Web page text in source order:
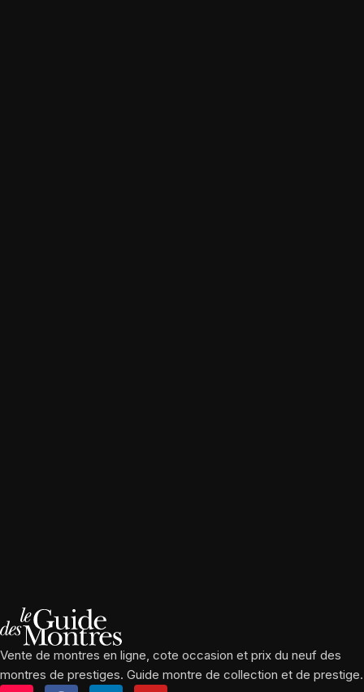
Vente de montres en ligne, cote occasion et prix du neuf des
montres de prestiges. Guide montre de collection et de prestige.